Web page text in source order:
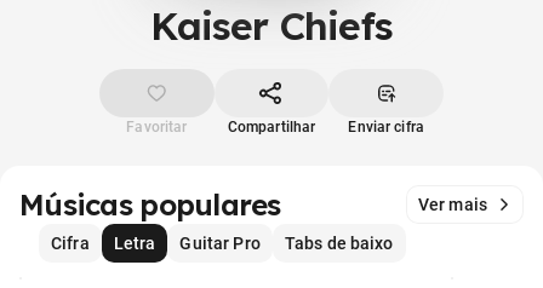
Kaiser Chiefs
Favoritar Compartilhar Enviar cifra
Músicas populares
Ver mais
Cifra
Letra Guitar Pro Tabs de baixo